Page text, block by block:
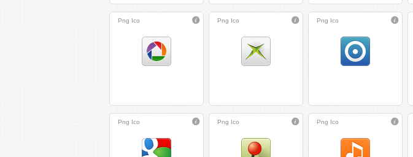
Png Ico Png Ico Png Ico
Png Ico Png Ico Png Ico